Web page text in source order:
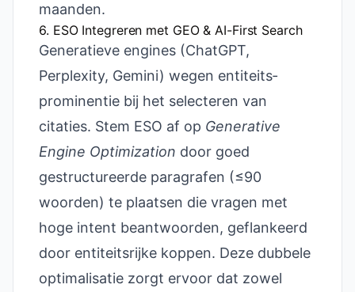
maanden.
6. ESO Integreren met GEO & AI-First Search
Generatieve engines (ChatGPT,
Perplexity, Gemini) wegen entiteits­
prominentie bij het selecteren van
citaties. Stem ESO af op Generative
Engine Optimization door goed
gestructureerde paragrafen (≤90
woorden) te plaatsen die vragen met
hoge intent beantwoorden, geflankeerd
door entiteitsrijke koppen. Deze dubbele
optimalisatie zorgt ervoor dat zowel